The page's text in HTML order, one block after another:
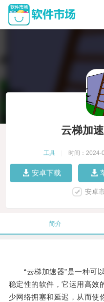
云梯加
工具 时间：2024-
安卓下载
安卓
简介
“云梯加速器”是一种可以
稳定性的软件，它运用高效
少网络拥塞和延迟，从而使